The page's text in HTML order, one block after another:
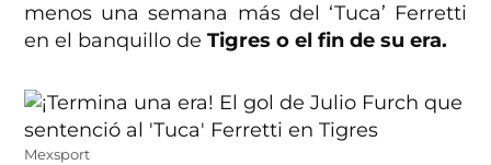
menos una semana más del ‘Tuca’ Ferretti
en el banquillo deTigres o el fin de su era.
Mexsport